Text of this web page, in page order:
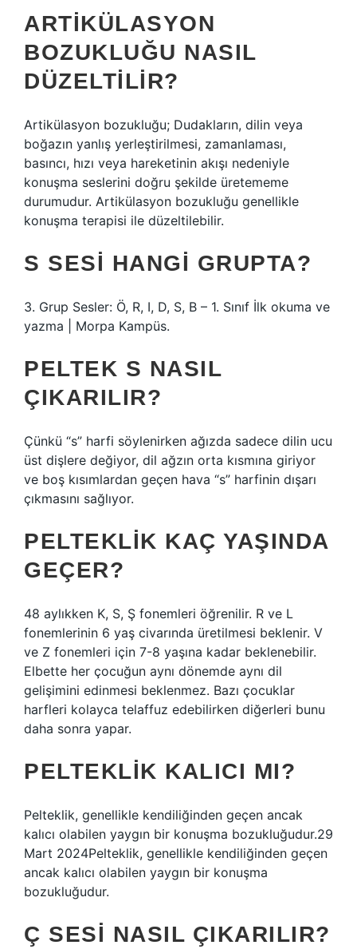
ARTIKÜLASYON
BOZUKLUĞU NASIL
DÜZELTILIR?
Artikülasyon bozukluğu; Dudakların, dilin veya
boğazın yanlış yerleştirilmesi, zamanlaması,
basıncı, hızı veya hareketinin akışı nedeniyle
konuşma seslerini doğru şekilde üretememe
durumudur. Artikülasyon bozukluğu genellikle
konuşma terapisi ile düzeltilebilir.
S SESI HANGI GRUPTA?
3. Grup Sesler: Ö, R, I, D, S, B – 1. Sınıf İlk okuma ve
yazma | Morpa Kampüs.
PELTEK S NASIL
ÇIKARILIR?
Çünkü “s” harfi söylenirken ağızda sadece dilin ucu
üst dişlere değiyor, dil ağzın orta kısmına giriyor
ve boş kısımlardan geçen hava “s” harfinin dışarı
çıkmasını sağlıyor.
PELTEKLIK KAÇ YAŞINDA
GEÇER?
48 aylıkken K, S, Ş fonemleri öğrenilir. R ve L
fonemlerinin 6 yaş civarında üretilmesi beklenir. V
ve Z fonemleri için 7-8 yaşına kadar beklenebilir.
Elbette her çocuğun aynı dönemde aynı dil
gelişimini edinmesi beklenmez. Bazı çocuklar
harfleri kolayca telaffuz edebilirken diğerleri bunu
daha sonra yapar.
PELTEKLIK KALICI MI?
Pelteklik, genellikle kendiliğinden geçen ancak
kalıcı olabilen yaygın bir konuşma bozukluğudur.29
Mart 2024Pelteklik, genellikle kendiliğinden geçen
ancak kalıcı olabilen yaygın bir konuşma
bozukluğudur.
Ç SESI NASIL ÇIKARILIR?